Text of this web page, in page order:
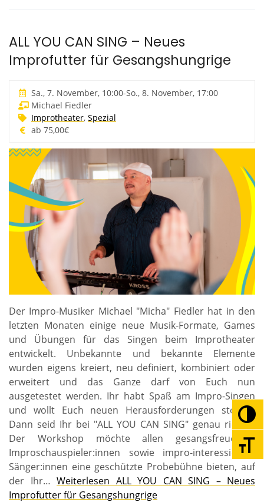
ALL YOU CAN SING – Neues
Improfutter für Gesangshungrige
Sa., 7. November, 10:00-So., 8. November, 17:00
Michael Fiedler
Improtheater, Spezial
ab 75,00€
Der Impro-Musiker Michael "Micha" Fiedler hat in den
letzten Monaten einige neue Musik-Formate, Games
und Übungen für das Singen beim Improtheater
entwickelt. Unbekannte und bekannte Elemente
wurden eigens kreiert, neu definiert, kombiniert oder
erweitert und das Ganze darf von Euch nun
ausgetestet werden. Ihr habt Spaß am Impro-Singen
und wollt Euch neuen Herausforderungen stellen?
Dann seid Ihr bei "ALL YOU CAN SING" genau richtig!
Der Workshop möchte allen gesangsfreudigen
Improschauspieler:innen sowie impro-interessierten
Sänger:innen eine geschützte Probebühne bieten, auf
der Ihr… Weiterlesen ALL YOU CAN SING – Neues
Improfutter für Gesangshungrige